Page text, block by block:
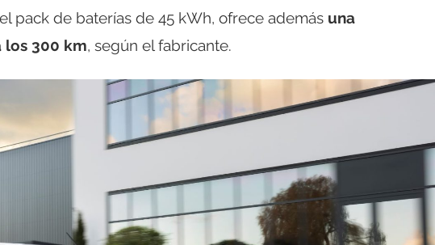
pack de baterías de 45 kWh, ofrece además una
los 300 km, según el fabricante.